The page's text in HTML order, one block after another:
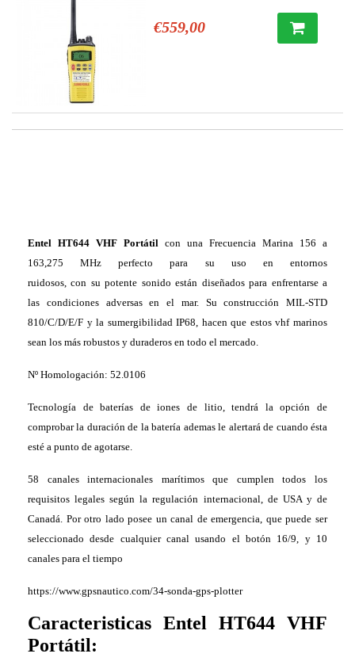
€559,00
Entel HT644 VHF Portátil con una Frecuencia Marina 156 a
163,275 MHz perfectopara su uso en entornos
ruidosos, con su potente sonidoestán diseñados para enfrentarse a
las condiciones adversasen el mar. Su construcción MIL-STD
810/C/D/E/F y la sumergibilidad IP68, hacen que estos vhf marinos
sean los más robustos y duraderos en todo el mercado.
Nº Homologación: 52.0106
Tecnología de baterías de iones de litio, tendrá la opción
de
comprobar la duración de la batería ademasle alertará de cuando ésta
esté a punto de agotarse.
58 canales internacionales marítimos que cumplen todos los
requisitos legales según la regulación internacional, de USA y de
Canadá. Por otro lado posee un canal de emergencia, que puede ser
seleccionado desde cualquier canal usando el botón 16/9, y 10
canales para el tiempo
https://www.gpsnautico.com/34-sonda-gps-plotter
Caracteristicas Entel HT644 VHF
Portátil: